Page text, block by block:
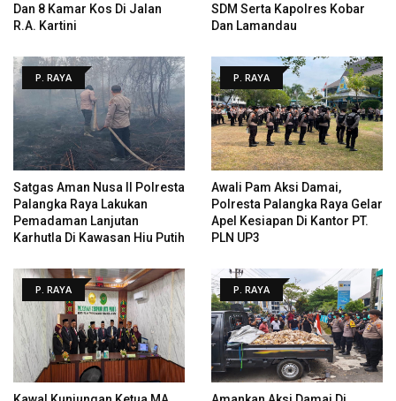
Dan 8 Kamar Kos Di Jalan
R.A. Kartini
SDM Serta Kapolres Kobar
Dan Lamandau
P. RAYA
Satgas Aman Nusa II Polresta
Palangka Raya Lakukan
Pemadaman Lanjutan
Karhutla Di Kawasan Hiu Putih
P. RAYA
Awali Pam Aksi Damai,
Polresta Palangka Raya Gelar
Apel Kesiapan Di Kantor PT.
PLN UP3
P. RAYA P. RAYA